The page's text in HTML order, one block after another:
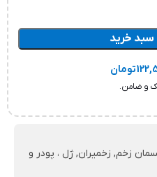
سبد خرید
تومان
زخم, زخمیران, ژل ، پودر و